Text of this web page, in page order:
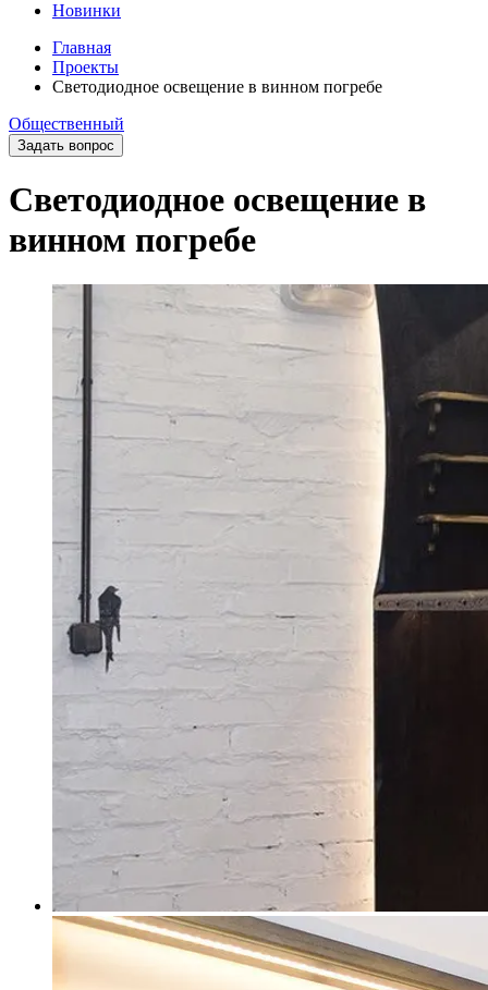
Новинки
Главная
Проекты
Светодиодное освещение в винном погребе
Общественный
Задать вопрос
Светодиодное освещение в
винном погребе